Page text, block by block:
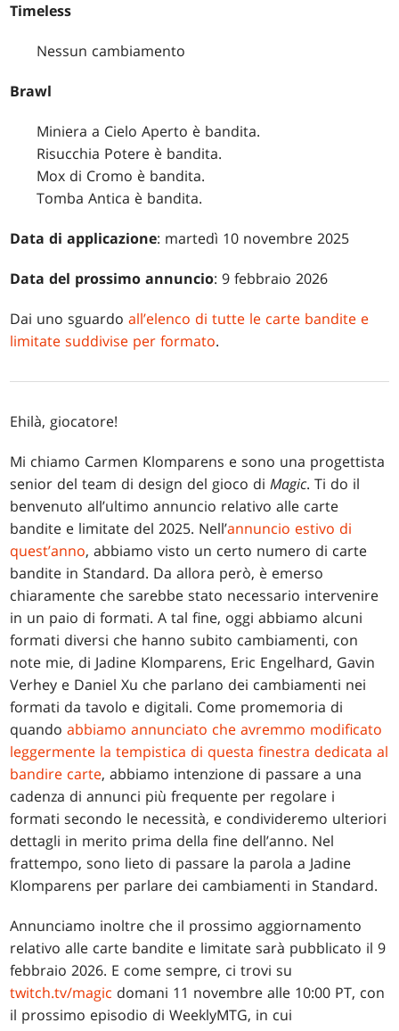
Timeless
Nessun cambiamento
Brawl
Miniera a Cielo Aperto è bandita.
Risucchia Potere è bandita.
Mox di Cromo è bandita.
Tomba Antica è bandita.
Data di applicazione: martedì 10 novembre 2025
Data del prossimo annuncio: 9 febbraio 2026
Dai uno sguardoall’elenco di tutte le carte bandite e
limitate suddivise per formato.
Ehilà, giocatore!
Mi chiamo Carmen Klomparens e sono una progettista
senior del team di design del gioco diMagic. Ti do il
benvenuto all’ultimo annuncio relativo alle carte
bandite e limitate del 2025. Nell’annuncio estivo di
quest’anno, abbiamo visto un certo numero di carte
bandite in Standard. Da allora però, è emerso
chiaramente che sarebbe stato necessario intervenire
in un paio di formati. A tal fine, oggi abbiamo alcuni
formati diversi che hanno subito cambiamenti, con
note mie, di Jadine Klomparens, Eric Engelhard, Gavin
Verhey e Daniel Xu che parlano dei cambiamenti nei
formati da tavolo e digitali. Come promemoria di
quandoabbiamo annunciato che avremmo modificato
leggermente la tempistica di questa finestra dedicata al
bandire carte, abbiamo intenzione di passare a una
cadenza di annunci più frequente per regolare i
formati secondo le necessità, e condivideremo ulteriori
dettagli in merito prima della fine dell’anno. Nel
frattempo, sono lieto di passare la parola a Jadine
Klomparens per parlare dei cambiamenti in Standard.
Annunciamo inoltre che il prossimo aggiornamento
relativo alle carte bandite e limitate sarà pubblicato il 9
febbraio 2026. E come sempre, ci trovi su
twitch.tv/magic domani 11 novembre alle 10:00 PT, con
il prossimo episodio di WeeklyMTG, in cui